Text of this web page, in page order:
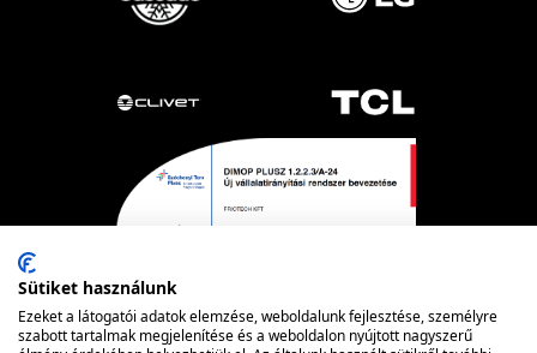
Sütiket használunk
Ezeket a látogatói adatok elemzése, weboldalunk fejlesztése, személyre
szabott tartalmak megjelenítése és a weboldalon nyújtott nagyszerű